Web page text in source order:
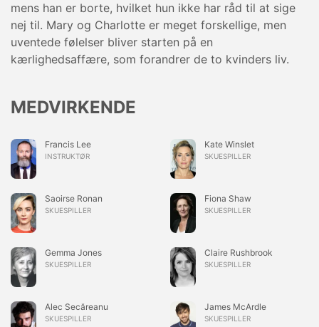
mens han er borte, hvilket hun ikke har råd til at sige
nej til. Mary og Charlotte er meget forskellige, men
uventede følelser bliver starten på en
kærlighedsaffære, som forandrer de to kvinders liv.
MEDVIRKENDE
Francis Lee
INSTRUKTØR
Kate Winslet
SKUESPILLER
Saoirse Ronan
SKUESPILLER
Fiona Shaw
SKUESPILLER
Gemma Jones
SKUESPILLER
Claire Rushbrook
SKUESPILLER
Alec Secăreanu
SKUESPILLER
James McArdle
SKUESPILLER